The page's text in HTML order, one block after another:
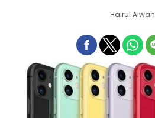
Hairul Alwan